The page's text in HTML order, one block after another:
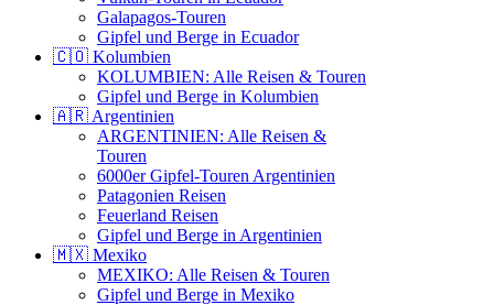
Galapagos-Touren
Gipfel und Berge in Ecuador
🇨🇴 Kolumbien
KOLUMBIEN: Alle Reisen & Touren
Gipfel und Berge in Kolumbien
🇦🇷 Argentinien
ARGENTINIEN: Alle Reisen &
Touren
6000er Gipfel-Touren Argentinien
Patagonien Reisen
Feuerland Reisen
Gipfel und Berge in Argentinien
🇲🇽 Mexiko
MEXIKO: Alle Reisen & Touren
Gipfel und Berge in Mexiko